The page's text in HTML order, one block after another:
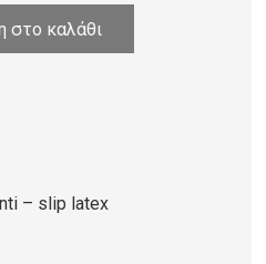
220,00 €
στο καλάθι
– slip latex